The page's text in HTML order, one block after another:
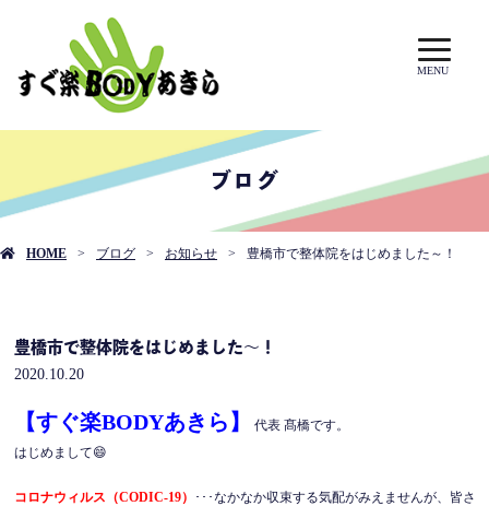
MENU
ブログ
HOME ブログ お知らせ 豊橋市で整体院をはじめました～！
豊橋市で整体院をはじめました～！
2020.10.20
【すぐ楽BODYあきら】
代表 髙橋です。
はじめまして😄
コロナウィルス（CODIC-19）
･･･なかなか収束する気配がみえませんが、皆さ